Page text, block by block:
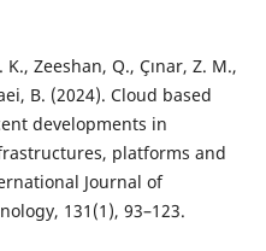
Zeeshan, Q., Çınar, Z. M.,
B. (2024). Cloud based
developments in
platforms and
Journal of
131(1), 93–123.